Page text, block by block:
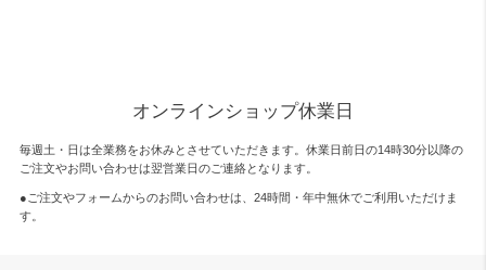
オンラインショップ休業日
毎週土・日は全業務をお休みとさせていただきます。休業日前日の14時30分以降の
ご注文やお問い合わせは翌営業日のご連絡となります。
●ご注文やフォームからのお問い合わせは、 24時間・年中無休でご利用いただけま
す。